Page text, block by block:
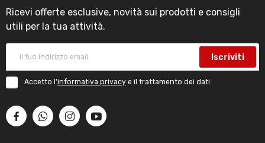
Ricevi offerte esclusive, novità sui prodotti e consigli
utili per la tua attività.
Iscriviti
Accetto l'informativa privacy e il trattamento dei dati.